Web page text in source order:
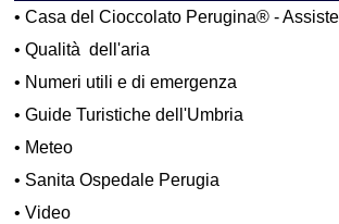
•Casa del Cioccolato Perugina® -
•Qualità dell'aria
• Numeri utili e di emergenza
•Guide Turistiche dell'Umbria
• Meteo
• Sanita Ospedale Perugia
•Video